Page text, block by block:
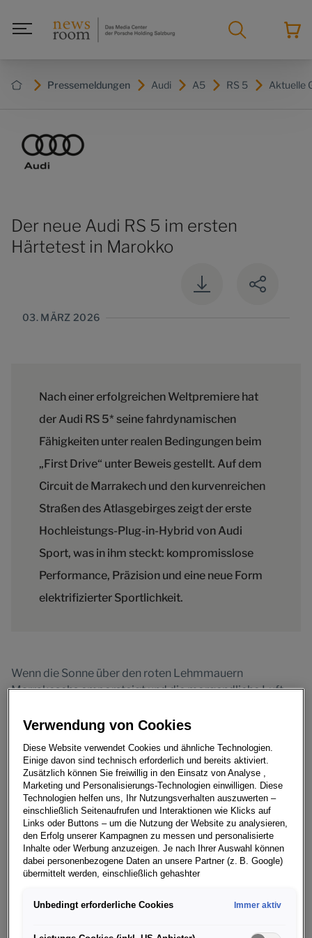
Pressemeldungen Audi A5 RS 5 Aktuelle
Der neue Audi RS 5 im ersten
Härtetest in Marokko
03. MÄRZ 2026
Nach einer erfolgreichen Weltpremiere hat
der Audi RS 5* seine fahrdynamischen
Fähigkeiten unter realen Bedingungen beim
„First Drive“ unter Beweis gestellt. Auf dem
Circuit de Marrakech und den kurvenreichen
Straßen des Atlasgebirges zeigt der erste
Hochleistungs-Plug-in-Hybrid von Audi
Sport, was in ihm steckt: kompromisslose
Performance, Präzision und eine neue Form
elektrifizierter Sportlichkeit.
Wenn die Sonne über den roten Lehmmauern
Marrakeschs emporsteigt und die morgendliche Luft
all ihren Facetten: dem lebhaften Stimmengewirr in den
den labyrinthartigen Gassen der Altstadt. Nur wenige
Kilometer entfernt öffnet sich die Weite des
Atlasgebirges – karge Täler, schneebedeckte Gipfel und
kilometerlange Serpentinen, die sich die Berge
hinaufschlängeln. Vor dieser Kulisse entfaltet derneue
Audi RS 5* sein volles Potenzial: kompromisslose
Sportlichkeit, präzise Kurvendynamik und souveräne
Alltagstauglichkeit.
Der Audi RS 5 auf Kurvenjagd
Auf dem Circuit de Marrakech entstand ein
Verwendung von Cookies
Diese Website verwendet Cookies und ähnliche Technologien.
Einige davon sind technisch erforderlich und bereits aktiviert.
Zusätzlich können Sie freiwillig in den Einsatz von Analyse ,
Marketing und Personalisierungs-Technologien einwilligen. Diese
Technologien helfen uns, Ihr Nutzungsverhalten auszuwerten –
einschließlich Seitenaufrufen und Interaktionen wie Klicks auf
Links oder Buttons – um die Nutzung der Website zu analysieren,
den Erfolg unserer Kampagnen zu messen und personalisierte
Inhalte oder Werbung anzuzeigen. Je nach Ihrer Auswahl können
dabei personenbezogene Daten an unsere Partner (z. B. Google)
übermittelt werden, einschließlich gehashter
(z. B. E Mail Adresse oder Telefonnummer).
Unbedingt erforderliche Cookies Immer aktiv